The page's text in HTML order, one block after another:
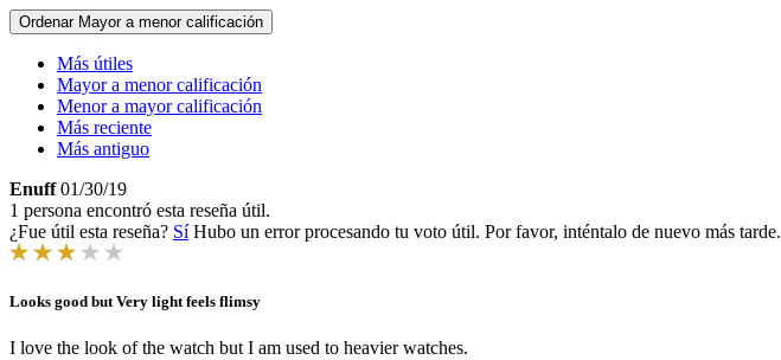
Ordenar Mayor a menor calificación
Más útiles
Mayor a menor calificación
Menor a mayor calificación
Más reciente
Más antiguo
Enuff 01/30/19
1 persona encontró esta reseña útil.
¿Fue útil esta reseña? Sí Hubo un error procesando tu voto útil. Por favor, inténtalo de nuevo más tarde.
Looks good but Very light feels flimsy
I love the look of the watch but I am used to heavier watches.